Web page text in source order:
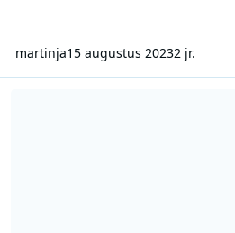
martinja15 augustus 20232 jr.